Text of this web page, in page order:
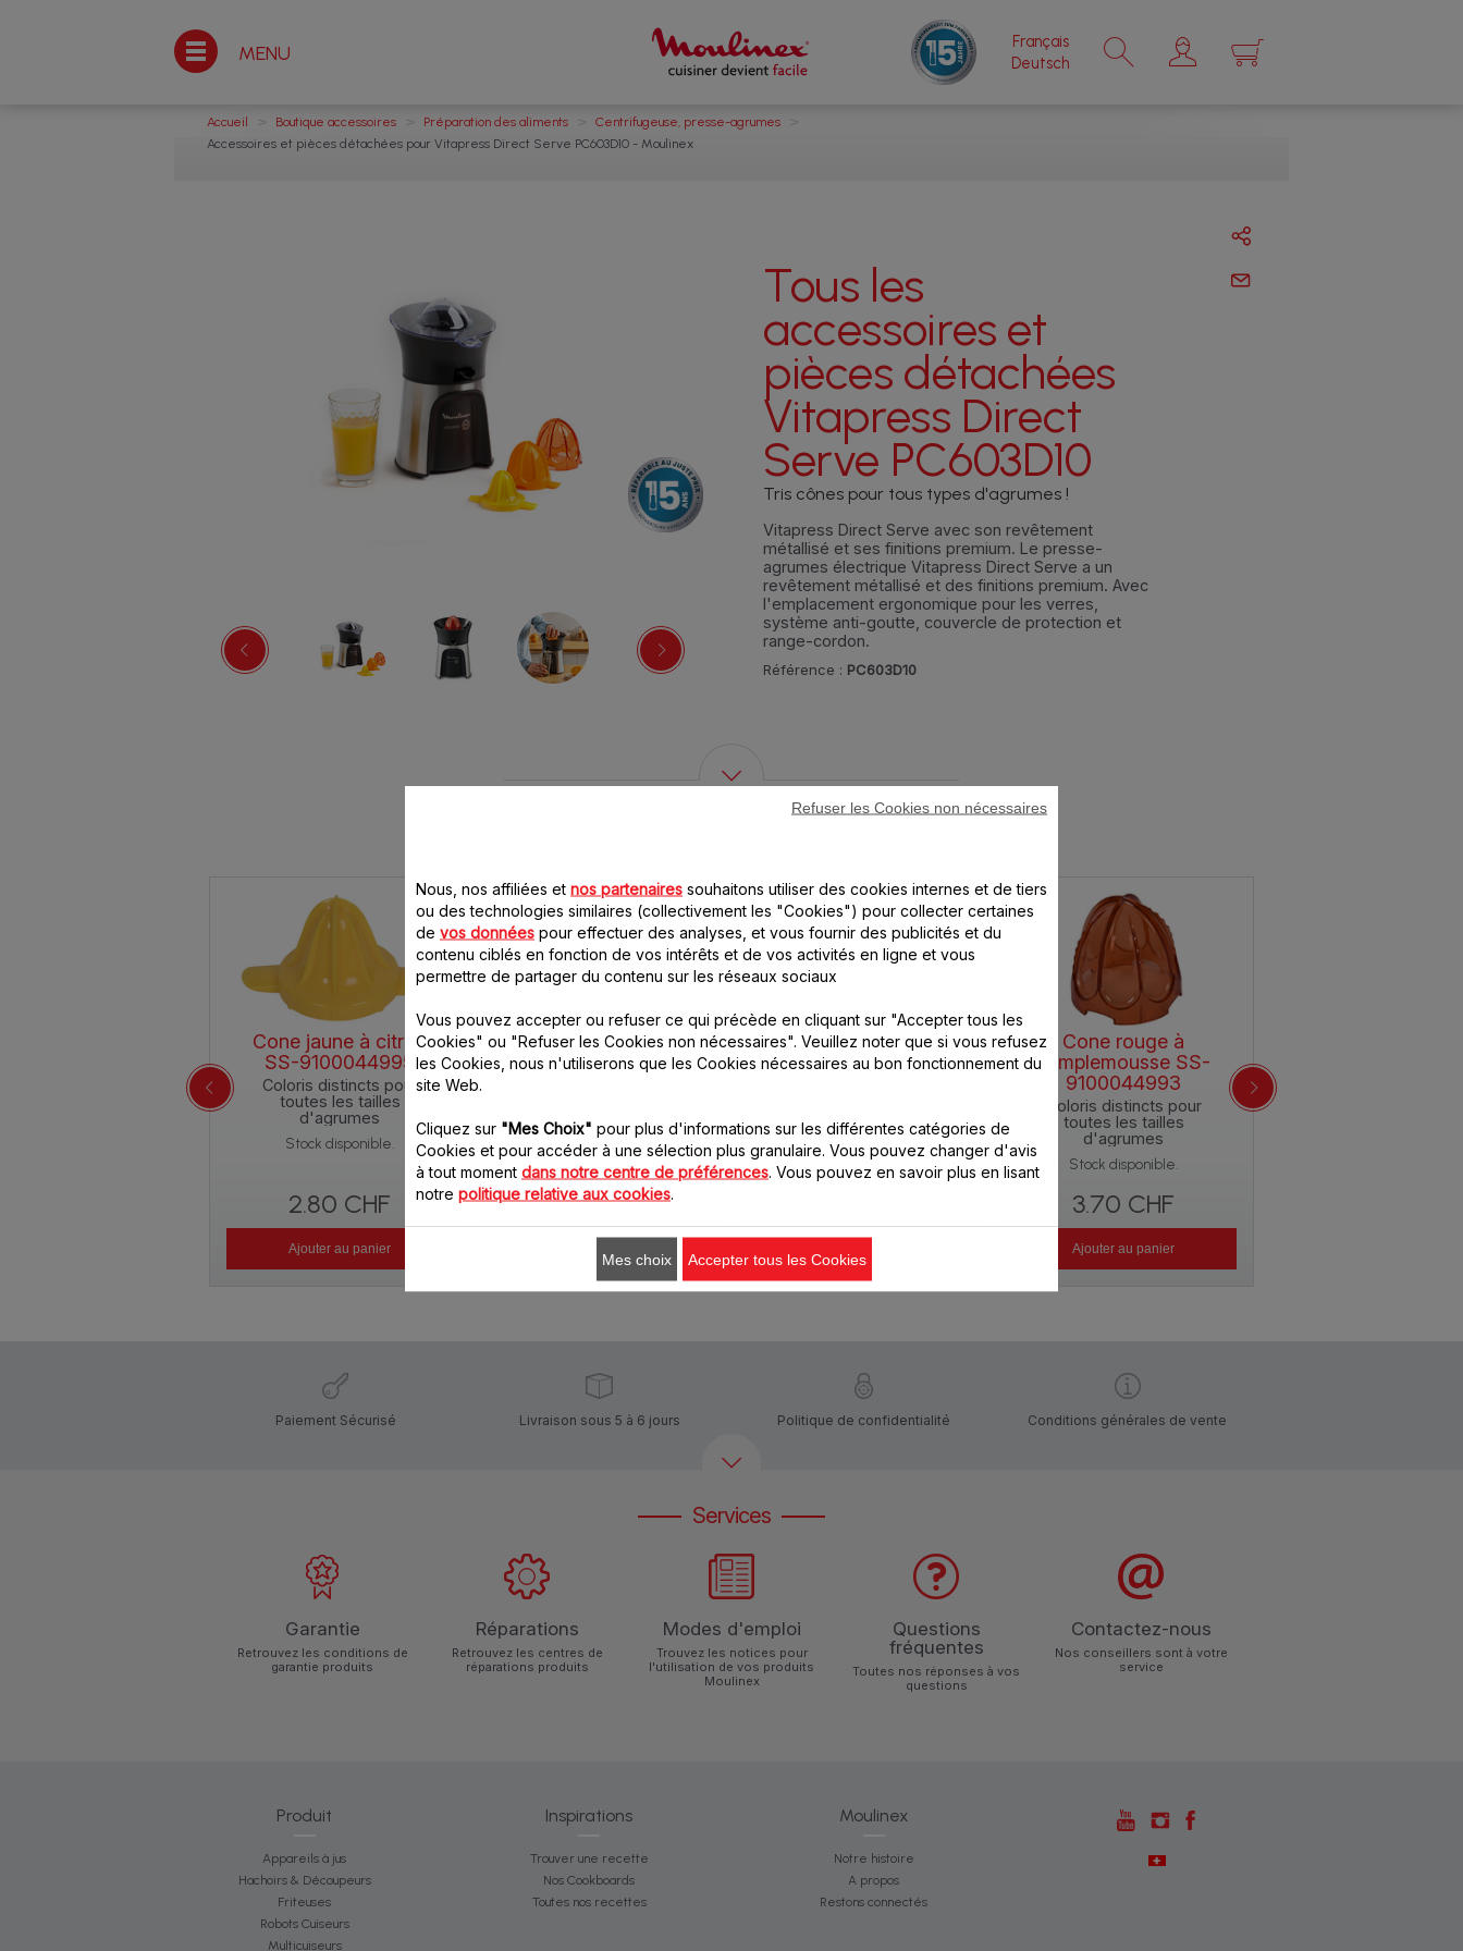
MENU
Français
Deutsch
×
Accueil > Boutique accessoires > Préparation des aliments > Centrifugeuse, presse-agrumes >
Accessoires et pièces détachées pour Vitapress Direct Serve PC603D10 - Moulinex
Tous les
accessoires et
pièces détachées
Vitapress Direct
Serve PC603D10
Tris cônes pour tous types d'agrumes !
Vitapress Direct Serve avec son revêtement
métallisé et ses finitions premium. Le presse-
agrumes électrique Vitapress Direct Serve a un
revêtement métallisé et des finitions premium. Avec
l'emplacement ergonomique pour les verres,
système anti-goutte, couvercle de protection et
range-cordon.
Référence : PC603D10
Cone jaune à citron
SS-9100044995
Coloris distincts pour
toutes les tailles
d'agrumes
Stock disponible.
2.80 CHF
Ajouter au panier
Cone à orange SS-
9100044994
d'agrumes
Stock disponible.
3.70 CHF
Grille filtre SS-
9100044996
Stock disponible.
Cone rouge à
pamplemousse SS-
9100044993
Coloris distincts pour
toutes les tailles
d'agrumes
Stock disponible.
3.70 CHF
Ajouter au panier
Paiement Sécurisé Livraison sous 5 à 6 jours Politique de confidentialité Conditions générales de vente
Services
Garantie
Retrouvez les conditions de
garantie produits
Réparations
Retrouvez les centres de
réparations produits
Modes d'emploi
Trouvez les notices pour
l'utilisation de vos produits
Moulinex
Questions
fréquentes
Toutes nos réponses à vos
questions
Contactez-nous
Nos conseillers sont à votre
service
Produit
Appareils à jus
Hachoirs & Découpeurs
Friteuses
Robots Cuiseurs
Multicuiseurs
Inspirations
Trouver une recette
Nos Cookboards
Toutes nos recettes
Moulinex
Notre histoire
A propos
Restons connectés
Nous, nos affiliées et nos partenaires souhaitons utiliser des cookies internes et de tiers
ou des technologies similaires (collectivement les "Cookies") pour collecter certaines
de vos données pour effectuer des analyses, et vous fournir des publicités et du
contenu ciblés en fonction de vos intérêts et de vos activités en ligne et vous
permettre de partager du contenu sur les réseaux sociaux
Vous pouvez accepter ou refuser ce qui précède en cliquant sur "Accepter tous les
Cookies" ou "Refuser les Cookies non nécessaires". Veuillez noter que si vous refusez
les Cookies, nous n'utiliserons que les Cookies nécessaires au bon fonctionnement du
site Web.
Cliquez sur "Mes Choix" pour plus d'informations sur les différentes catégories de
Cookies et pour accéder à une sélection plus granulaire. Vous pouvez changer d'avis
à tout moment dans notre centre de préférences . Vous pouvez en savoir plus en lisant
notre politique relative aux cookies
Refuser les Cookies non nécessaires
Mes choix Accepter tous les Cookies